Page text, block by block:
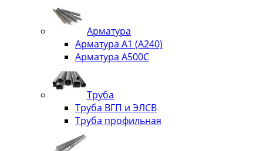
Арматура
Арматура А1 (А240)
Арматура А500С
Труба
Труба ВГП и ЭЛСВ
Труба профильная